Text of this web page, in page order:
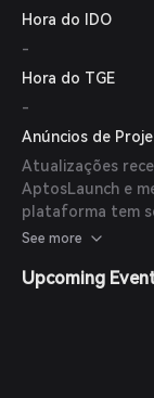
Hora do IDO
-
Hora do TGE
-
Anúncios de
Atualizações
AptosLaunch e
plataforma tem
participa de
See more
Upcoming